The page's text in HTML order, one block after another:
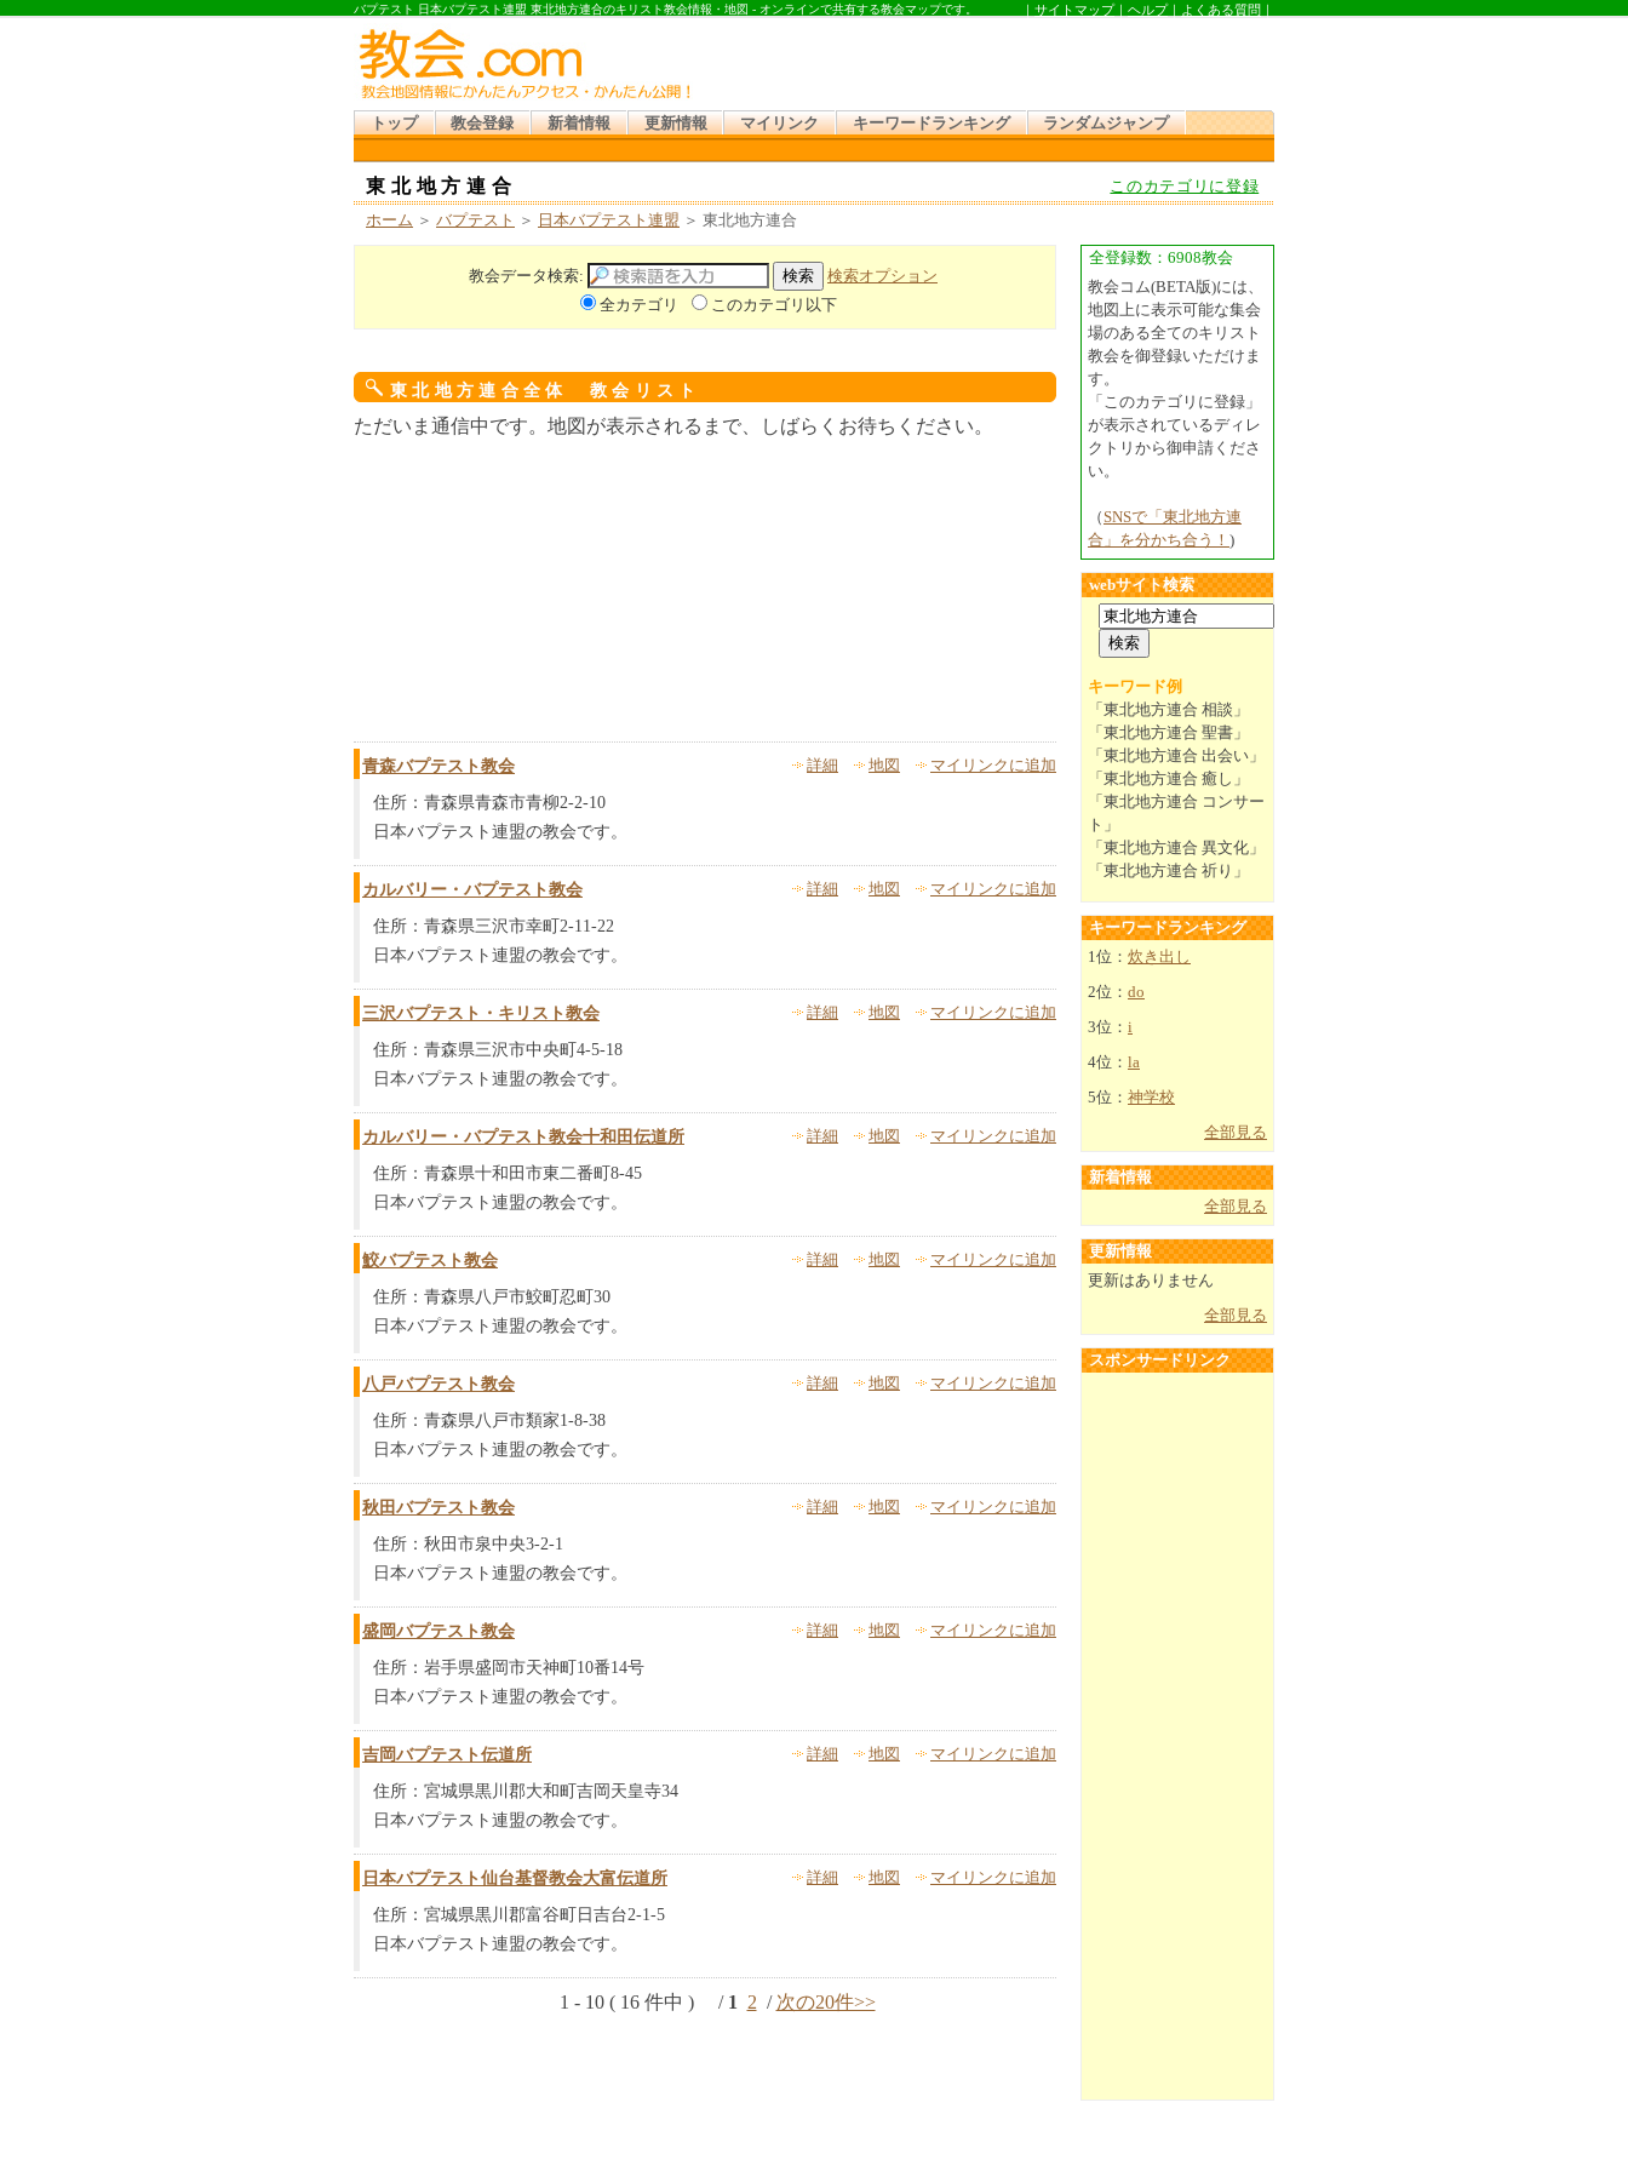
バプテスト 日本バプテスト連盟 東北地方連合のキリスト教会情報・地図 - オンラインで共有する教会マップです。 ｜ サイトマップ｜ ヘルプ｜ よくある質問 ｜
トップ 教会登録 新着情報 更新情報 マイリンク キーワードランキング ランダムジャンプ
東北地方連合
このカテゴリに登録
ホーム ＞ バプテスト ＞ 日本バプテスト連盟 ＞ 東北地方連合
教会データ検索:
検索オプション
全カテゴリ
このカテゴリ以下
東北地方連合全体 教会リスト
ただいま通信中です。地図が表示されるまで、しばらくお待ちください。
青森バプテスト教会 詳細 地図 マイリンクに追加
住所：青森県青森市青柳2-2-10
日本バプテスト連盟の教会です。
カルバリー・バプテスト教会 詳細 地図 マイリンクに追加
住所：青森県三沢市幸町2-11-22
日本バプテスト連盟の教会です。
三沢バプテスト・キリスト教会 詳細 地図 マイリンクに追加
住所：青森県三沢市中央町4-5-18
日本バプテスト連盟の教会です。
カルバリー・バプテスト教会十和田伝道所 詳細 地図 マイリンクに追加
住所：青森県十和田市東二番町8-45
日本バプテスト連盟の教会です。
鮫バプテスト教会 詳細 地図 マイリンクに追加
住所：青森県八戸市鮫町忍町30
日本バプテスト連盟の教会です。
八戸バプテスト教会 詳細 地図 マイリンクに追加
住所：青森県八戸市類家1-8-38
日本バプテスト連盟の教会です。
秋田バプテスト教会 詳細 地図 マイリンクに追加
住所：秋田市泉中央3-2-1
日本バプテスト連盟の教会です。
盛岡バプテスト教会 詳細 地図 マイリンクに追加
住所：岩手県盛岡市天神町10番14号
日本バプテスト連盟の教会です。
吉岡バプテスト伝道所 詳細 地図 マイリンクに追加
住所：宮城県黒川郡大和町吉岡天皇寺34
日本バプテスト連盟の教会です。
日本バプテスト仙台基督教会大富伝道所 詳細 地図 マイリンクに追加
住所：宮城県黒川郡富谷町日吉台2-1-5
日本バプテスト連盟の教会です。
1 - 10 ( 16 件中 ) / 1 2 / 次の20件>>
全登録数：6908教会
教会コム(BETA版)には、
地図上に表示可能な集会
場のある全てのキリスト
教会を御登録いただけま
す。
「このカテゴリに登録」
が表示されているディレ
クトリから御申請くださ
い。
（SNSで「東北地方連
合」を分かち合う！ )
webサイト検索
キーワード例
「東北地方連合 相談」
「東北地方連合 聖書」
「東北地方連合 出会い」
「東北地方連合 癒し」
「東北地方連合 コンサー
ト」
「東北地方連合 異文化」
「東北地方連合 祈り」
キーワードランキング
1位： 炊き出し
2位： do
3位： i
4位： la
5位： 神学校
全部見る
新着情報
全部見る
更新情報
更新はありません
全部見る
スポンサードリンク